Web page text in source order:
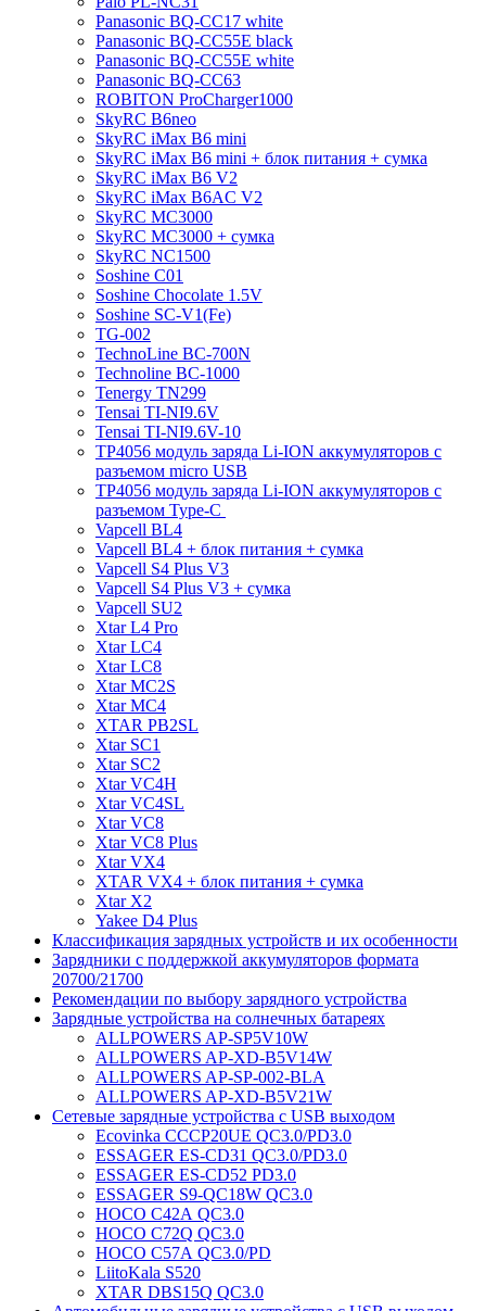
Panasonic BQ-CC17 white
Panasonic BQ-CC55E black
Panasonic BQ-CC55E white
Panasonic BQ-CC63
ROBITON ProCharger1000
SkyRC B6neo
SkyRC iMax B6 mini
SkyRC iMax B6 mini + блок питания + сумка
SkyRC iMax B6 V2
SkyRC iMax B6AC V2
SkyRC MC3000
SkyRC MC3000 + сумка
SkyRC NC1500
Soshine C01
Soshine Chocolate 1.5V
Soshine SC-V1(Fe)
TG-002
TechnoLine BC-700N
Technoline BC-1000
Tenergy TN299
Tensai TI-NI9.6V
Tensai TI-NI9.6V-10
TP4056 модуль заряда Li-ION аккумуляторов с
разъемом micro USB
TP4056 модуль заряда Li-ION аккумуляторов с
разъемом Type-C
Vapcell BL4
Vapcell BL4 + блок питания + сумка
Vapcell S4 Plus V3
Vapcell S4 Plus V3 + сумка
Vapcell SU2
Xtar L4 Pro
Xtar LC4
Xtar LC8
Xtar MC2S
Xtar MC4
XTAR PB2SL
Xtar SC1
Xtar SC2
Xtar VC4H
Xtar VC4SL
Xtar VC8
Xtar VC8 Plus
Xtar VX4
XTAR VX4 + блок питания + сумка
Xtar X2
Yakee D4 Plus
Классификация зарядных устройств и их особенности
Зарядники с поддержкой аккумуляторов формата
20700/21700
Рекомендации по выбору зарядного устройства
Зарядные устройства на солнечных батареях
ALLPOWERS AP-SP5V10W
ALLPOWERS AP-XD-B5V14W
ALLPOWERS AP-SP-002-BLA
ALLPOWERS AP-XD-B5V21W
Сетевые зарядные устройства с USB выходом
Ecovinka CCCP20UE QC3.0/PD3.0
ESSAGER ES-CD31 QC3.0/PD3.0
ESSAGER ES-CD52 PD3.0
ESSAGER S9-QC18W QC3.0
HOCO C42A QC3.0
HOCO C72Q QC3.0
HOCO C57A QC3.0/PD
LiitoKala S520
XTAR DBS15Q QC3.0